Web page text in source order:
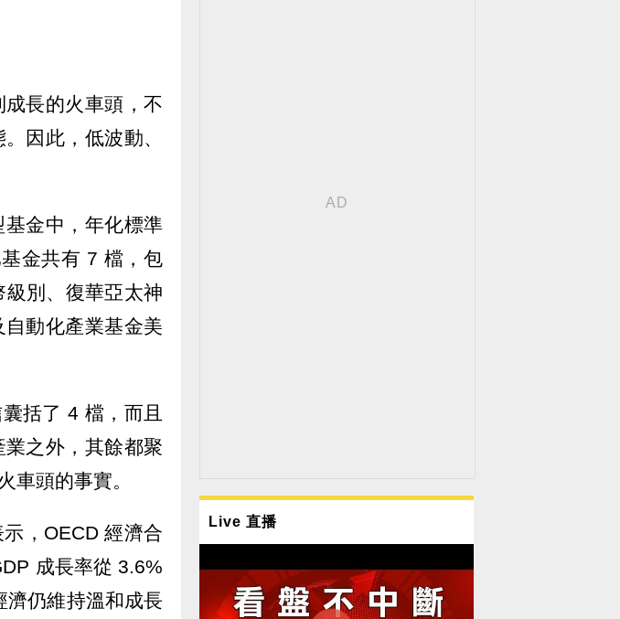
長的火車頭，不
因此，低波動、
金中，年化標準
金共有 7 檔，包
別、復華亞太神
動化產業基金美
括了 4 檔，而且
之外，其餘都聚
車頭的事實。
，OECD 經濟合
成長率從 3.6%
濟仍維持溫和成長
Live 直播